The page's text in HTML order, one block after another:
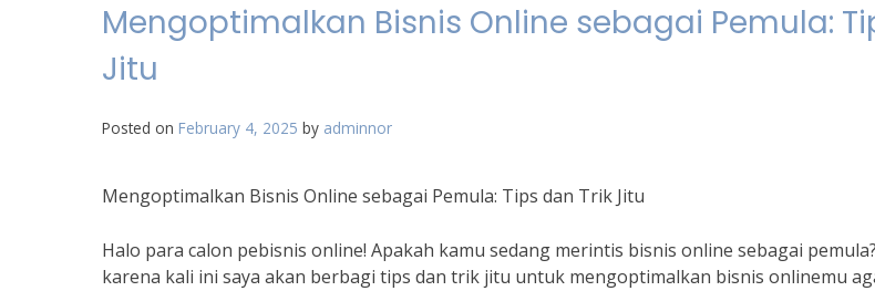
Mengoptimalkan Bisnis Online sebagai Pemula:
Jitu
Posted on February 4, 2025 by adminnor
Mengoptimalkan Bisnis Online sebagai Pemula: Tips dan Trik Jitu
Halo para calon pebisnis online! Apakah kamu sedang merintis bisnis online sebagai
karena kali ini saya akan berbagi tips dan trik jitu untuk mengoptimalkan bisnis onlinemu